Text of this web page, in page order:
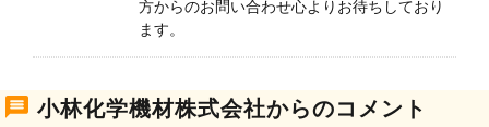
方からのお問い合わせ心よりお待ちしており
ます。
小林化学機材株式会社からのコメント